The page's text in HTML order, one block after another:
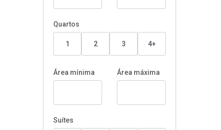
Quartos
1 2 3 4+
Área mínima Área máxima
Suítes